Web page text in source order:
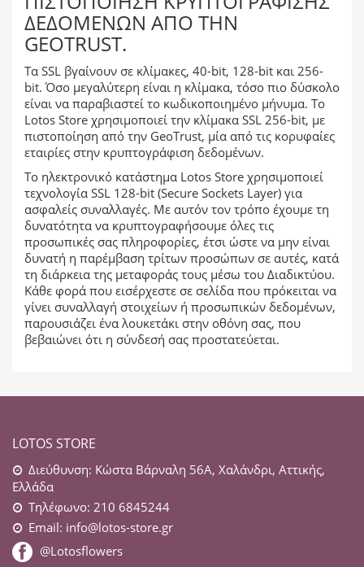
ΔΕΔΟΜΈΝΩΝ ΑΠΌ ΤΗΝ
GEOTRUST.
Τα SSL βγαίνουν σε κλίμακες, 40-bit, 128-bit και 256-
bit. Όσο μεγαλύτερη είναι η κλίμακα, τόσο πιο δύσκολο
είναι να παραβιαστεί το κωδικοποιημένο μήνυμα. Το
Lotos Store χρησιμοποιεί την κλίμακα SSL 256-bit, με
πιστοποίηση από την GeoTrust, μία από τις κορυφαίες
εταιρίες στην κρυπτογράφιση δεδομένων.
Το ηλεκτρονικό κατάστημα Lotos Store χρησιμοποιεί
τεχνολογία SSL 128-bit (Secure Sockets Layer) για
ασφαλείς συναλλαγές. Με αυτόν τον τρόπο έχουμε τη
δυνατότητα να κρυπτογραφήσουμε όλες τις
προσωπικές σας πληροφορίες, έτσι ώστε να μην είναι
δυνατή η παρέμβαση τρίτων προσώπων σε αυτές, κατά
τη διάρκεια της μεταφοράς τους μέσω του Διαδικτύου.
Kάθε φορά που εισέρχεστε σε σελίδα που πρόκειται να
γίνει συναλλαγή στοιχείων ή προσωπικών δεδομένων,
παρουσιάζει ένα λουκετάκι στην οθόνη σας, που
βεβαιώνει ότι η σύνδεσή σας προστατεύεται.
LOTOS STORE
Διεύθυνση: Κώστα Βάρναλη 56Α, Χαλάνδρι, Αττικής,
Ελλάδα
Τηλέφωνο: 210 6845244
Email: info@lotos-store.gr
@Lotosflowers